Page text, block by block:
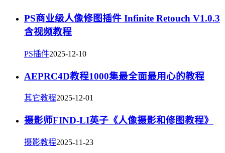
PS商业级人像修图插件 Infinite Retouch V1.0.3
含视频教程
PS插件2025-12-10
AEPRC4D教程1000集最全面最用心的教程
其它教程2025-12-01
摄影师FIND-LI英子《人像摄影和修图教程》
摄影教程2025-11-23